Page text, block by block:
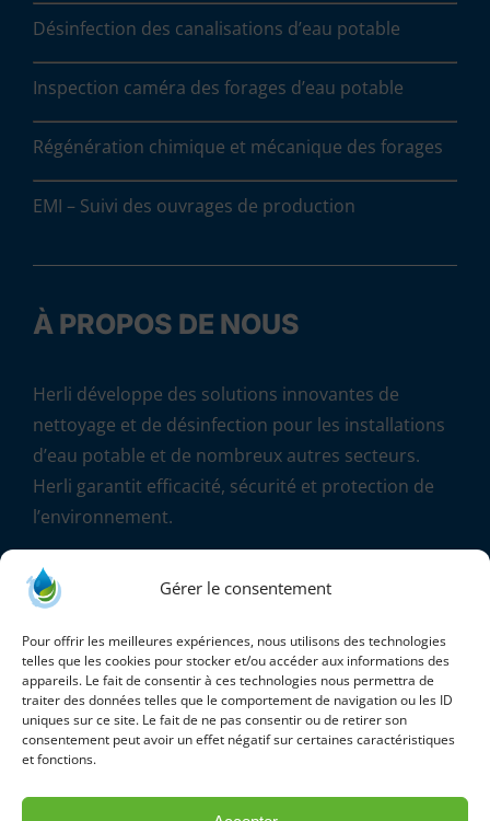
Gérer le consentement
Pour offrir les meilleures expériences, nous utilisons des technologies
telles que les cookies pour stocker et/ou accéder aux informations des
appareils. Le fait de consentir à ces technologies nous permettra de
traiter des données telles que le comportement de navigation ou les ID
uniques sur ce site. Le fait de ne pas consentir ou de retirer son
consentement peut avoir un effet négatif sur certaines caractéristiques
et fonctions.
Désinfection des canalisations d’eau potable
Inspection caméra des forages d’eau potable
Régénération chimique et mécanique des forages
EMI – Suivi des ouvrages de production
À PROPOS DE NOUS
Herli développe des solutions innovantes de
nettoyage et de désinfection pour les installations
d’eau potable et de nombreux autres secteurs.
Herli garantit efficacité, sécurité et protection de
l’environnement.
«
Marcel THOMAS – fondateur de la société HERLI